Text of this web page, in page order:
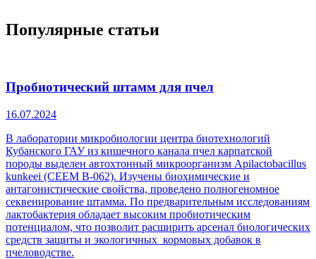
Популярные статьи
Пробиотический штамм для пчел
16.07.2024
В лаборатории микробиологии центра биотехнологий
Кубанского ГАУ из кишечного канала пчел карпатской
породы выделен автохтонный микроорганизм Apilactobacillus
kunkeei (CEEM B-062). Изучены биохимические и
антагонистические свойства, проведено полногеномное
секвенирование штамма. По предварительным исследованиям
лактобактерия обладает высоким пробиотическим
потенциалом, что позволит расширить арсенал биологических
средств защиты и экологичных кормовых добавок в
пчеловодстве.